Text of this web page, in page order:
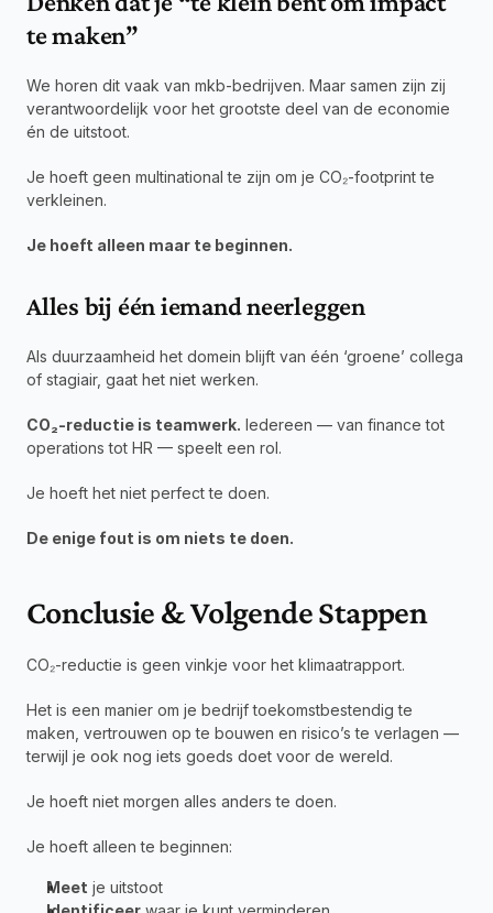
te maken”
We horen dit vaak van mkb-bedrijven. Maar samen zijn zij
verantwoordelijk voor het grootste deel van de economie
én de uitstoot.
Je hoeft geen multinational te zijn om je CO₂-footprint te
verkleinen.
Je hoeft alleen maar te beginnen.
Alles bij één iemand neerleggen
Als duurzaamheid het domein blijft van één ‘groene’ collega
of stagiair, gaat het niet werken.
CO₂-reductie is teamwerk. Iedereen — van finance tot
operations tot HR — speelt een rol.
Je hoeft het niet perfect te doen.
De enige fout is om niets te doen.
Conclusie & Volgende Stappen
CO₂-reductie is geen vinkje voor het klimaatrapport.
Het is een manier om je bedrijf toekomstbestendig te
maken, vertrouwen op te bouwen en risico’s te verlagen —
terwijl je ook nog iets goeds doet voor de wereld.
Je hoeft niet morgen alles anders te doen.
Je hoeft alleen te beginnen:
Meet je uitstoot